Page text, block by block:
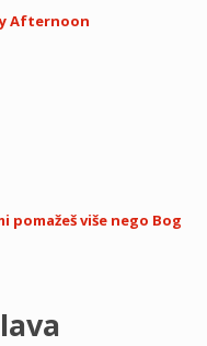
Afternoon
pomažeš više nego Bog